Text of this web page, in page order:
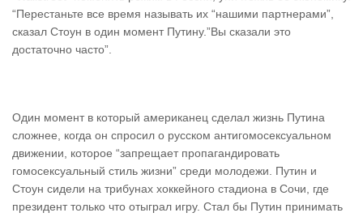
“Перестаньте все время называть их “нашими партнерами”,
сказал Стоун в один момент Путину.”Вы сказали это
достаточно часто”.
Один момент в который американец сделал жизнь Путина
сложнее, когда он спросил о русском антигомосексуальном
движении, которое “запрещает пропагандировать
гомосексуальный стиль жизни” среди молодежи. Путин и
Стоун сидели на трибунах хоккейного стадиона в Сочи, где
президент только что отыграл игру. Стал бы Путин принимать